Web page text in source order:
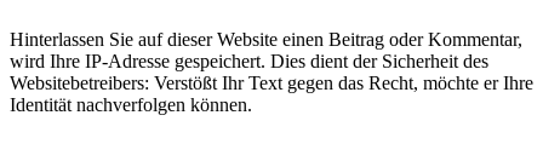
Hinterlassen Sie auf dieser Website einen Beitrag oder Kommentar,
wird Ihre IP-Adresse gespeichert. Dies dient der Sicherheit des
Websitebetreibers: Verstößt Ihr Text gegen das Recht, möchte er Ihre
Identität nachverfolgen können.